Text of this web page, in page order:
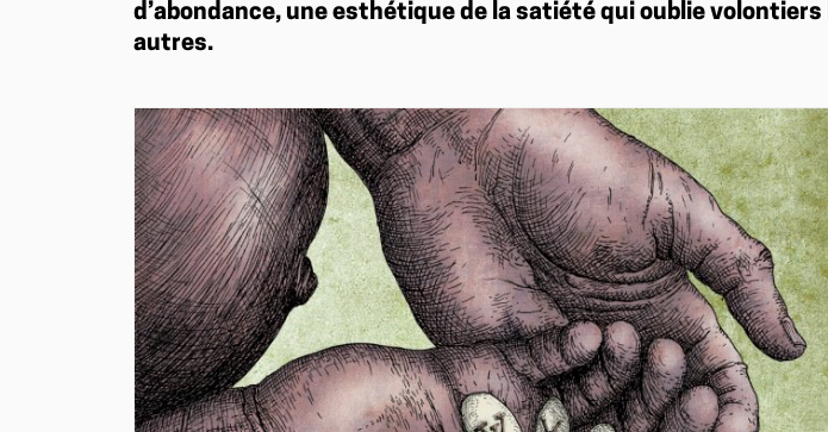
d’abondance, une esthétique de la satiété qui oublie volontiers
autres.